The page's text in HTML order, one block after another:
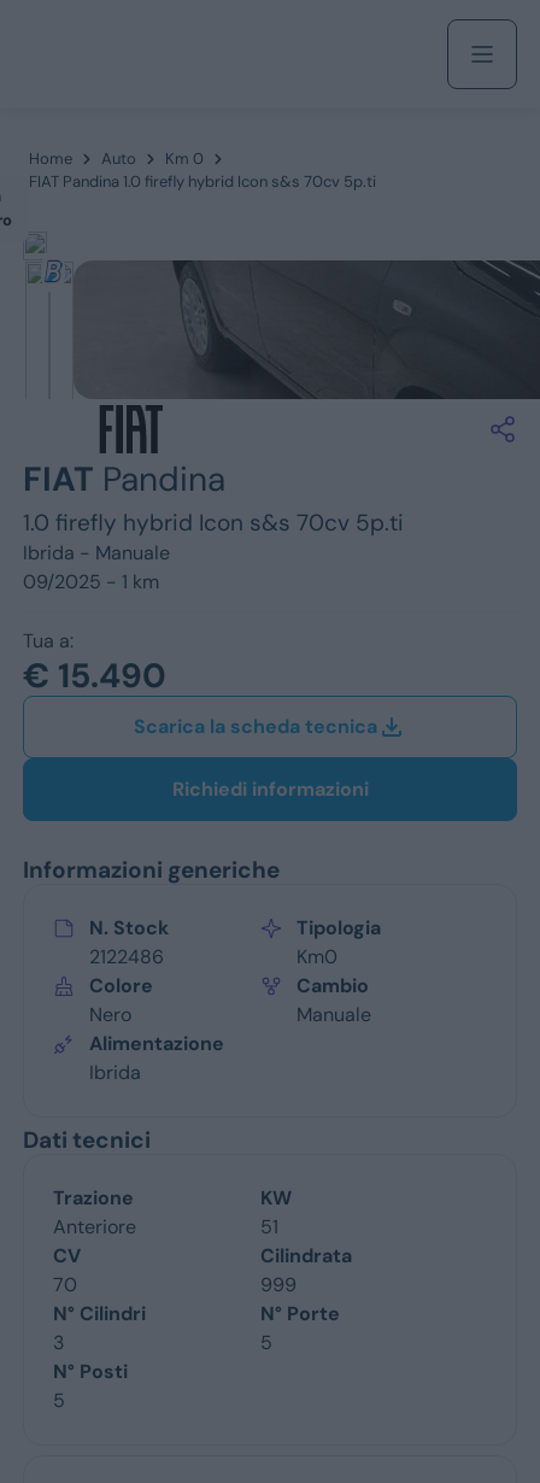
Ford
Opel
Home Auto
Km 0
FIAT Pandina 1.0 firefly hybrid Icon s&s 70cv 5p.ti
FIAT Pandina
1.0 firefly hybrid Icon s&s 70cv 5p.ti
Ibrida - Manuale
09/2025 - 1 km
Tua a:
€ 15.490
Scarica la scheda tecnica
Richiedi informazioni
Informazioni generiche
N. Stock
2122486
Tipologia
Km0
Colore
Nero
Cambio
Manuale
Alimentazione
Ibrida
Dati tecnici
Trazione
Anteriore
KW
51
CV
70
Cilindrata
999
N° Cilindri
3
N° Porte
5
N° Posti
5